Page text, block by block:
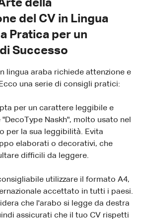
della
del CV in Lingua
Pratica per un
Successo
lingua araba richiede attenzione e
una serie di consigli pratici:
per un carattere leggibile e
Naskh", molto usato nel
per la sua leggibilità. Evita
elaborati o decorativi, che
difficili da leggere.
utilizzare il formato A4,
accettato in tutti i paesi.
che l'arabo si legge da destra
assicurati che il tuo CV rispetti